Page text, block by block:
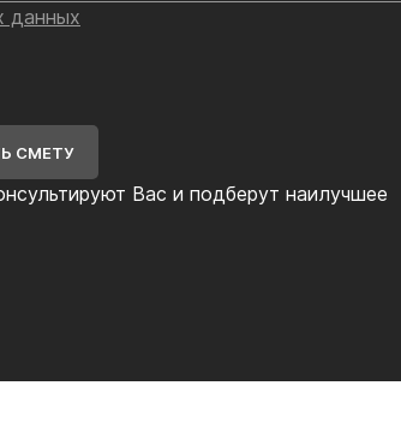
Вас и подберут наилучшее
данных
СМЕТУ